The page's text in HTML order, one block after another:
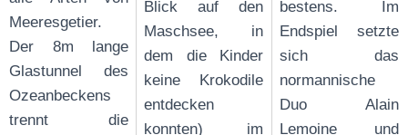
Meeresgetier.
Der 8m lange
Glastunnel des
Ozeanbeckens
trennt die
Blick auf den
Maschsee, in
dem die Kinder
keine Krokodile
entdecken
konnten) im
bestens. Im
Endspiel setzte
sich das
normannische
Duo Alain
Lemoine und